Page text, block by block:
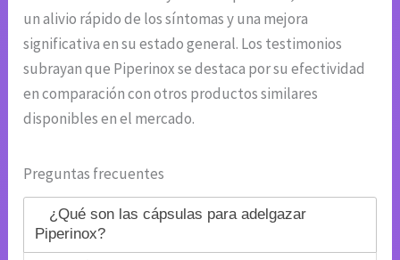
un alivio rápido de los síntomas y una mejora
significativa en su estado general. Los testimonios
subrayan que Piperinox se destaca por su efectividad
en comparación con otros productos similares
disponibles en el mercado.
Preguntas frecuentes
¿Qué son las cápsulas para adelgazar
Piperinox?